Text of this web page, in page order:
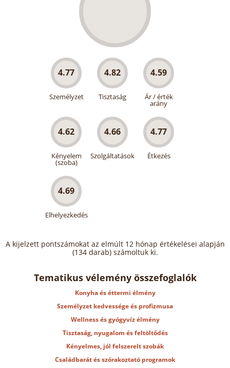
4.77
Személyzet
4.82
Tisztaság
4.59
Ár / érték
arány
4.62
Kényelem
(szoba)
4.66
Szolgáltatások
4.77
Étkezés
4.69
Elhelyezkedés
A kijelzett pontszámokat az elmúlt 12 hónap értékelései alapján
(134 darab) számoltuk ki.
Tematikus vélemény összefoglalók
Konyha és éttermi élmény
Személyzet kedvessége és profizmusa
Wellness és gyógyvíz élmény
Tisztaság, nyugalom és feltöltődés
Kényelmes, jól felszerelt szobák
Családbarát és szórakoztató programok